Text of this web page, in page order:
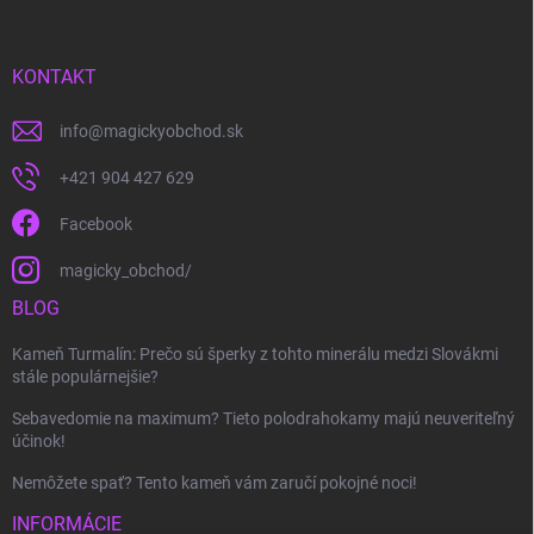
KONTAKT
info@magickyobchod.sk
+421 904 427 629
Facebook
magicky_obchod/
BLOG
Kameň Turmalín: Prečo sú šperky z tohto minerálu medzi Slovákmi
stále populárnejšie?
Sebavedomie na maximum? Tieto polodrahokamy majú neuveriteľný
účinok!
Nemôžete spať? Tento kameň vám zaručí pokojné noci!
INFORMÁCIE